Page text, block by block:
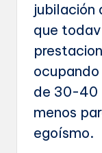
jubilación
que
de 30-40
menos
egoísmo.